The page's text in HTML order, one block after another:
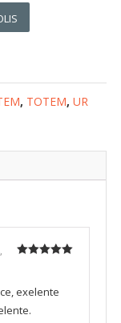
, TOTEM, UR
exelente